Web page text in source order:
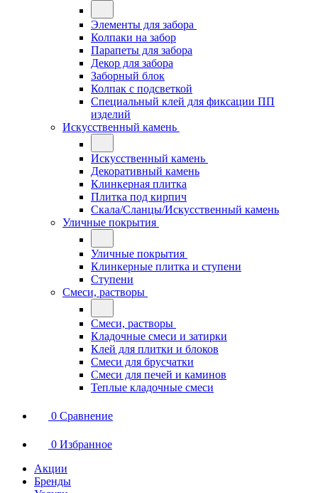
Элементы для забора
Колпаки на забор
Парапеты для забора
Декор для забора
Заборный блок
Колпак с подсветкой
Специальный клей для фиксации ПП
изделий
Искусственный камень
Искусственный камень
Декоративный камень
Клинкерная плитка
Плитка под кирпич
Скала/Сланцы/Искусственный камень
Уличные покрытия
Уличные покрытия
Клинкерные плитка и ступени
Ступени
Смеси, растворы
Смеси, растворы
Кладочные смеси и затирки
Клей для плитки и блоков
Смеси для брусчатки
Смеси для печей и каминов
Теплые кладочные смеси
0 Сравнение
0 Избранное
Акции
Бренды